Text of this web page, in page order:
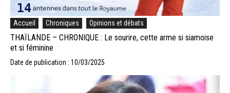
Accueil Chroniques Opinions et débats
THAÏLANDE – CHRONIQUE : Le sourire, cette arme si siamoise
et si féminine
Date de publication : 10/03/2025